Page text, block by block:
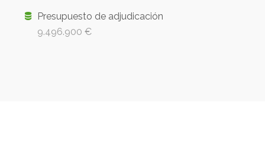
Presupuesto de adjudicación
9.496.900 €